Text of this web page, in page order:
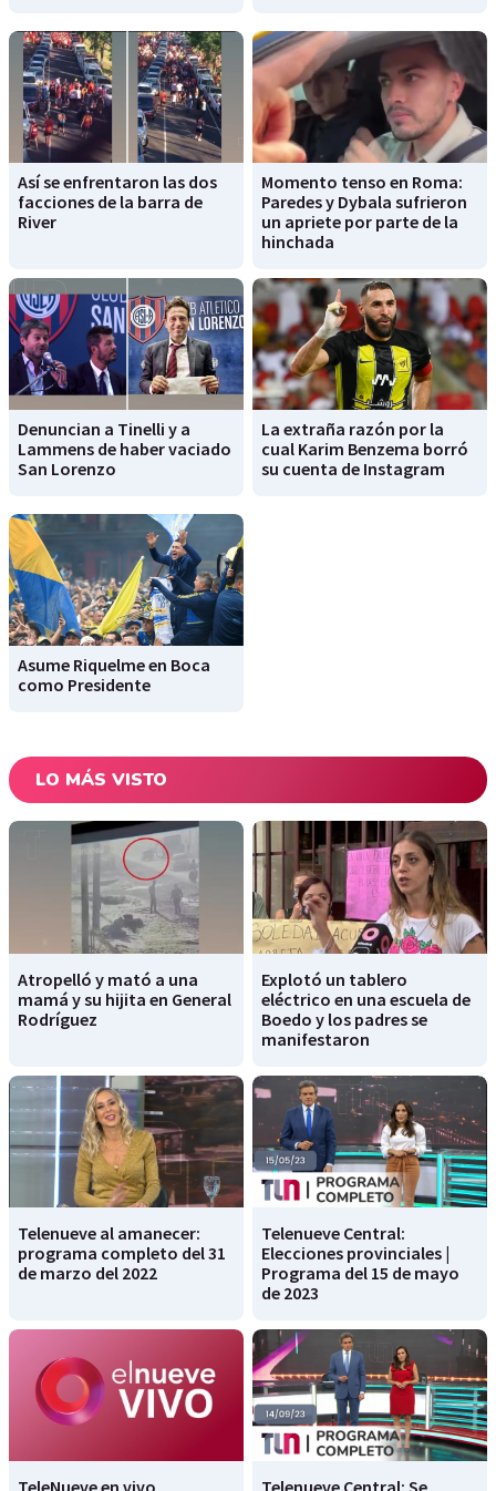
Así se enfrentaron las dos
facciones de la barra de
River
Momento tenso en Roma:
Paredes y Dybala sufrieron
un apriete por parte de la
hinchada
Denuncian a Tinelli y a
Lammens de haber vaciado
San Lorenzo
La extraña razón por la
cual Karim Benzema borró
su cuenta de Instagram
Asume Riquelme en Boca
como Presidente
LO MÁS VISTO
Atropelló y mató a una
mamá y su hijita en General
Rodríguez
Explotó un tablero
eléctrico en una escuela de
Boedo y los padres se
manifestaron
Telenueve al amanecer:
programa completo del 31
de marzo del 2022
Telenueve Central:
Elecciones provinciales |
Programa del 15 de mayo
de 2023